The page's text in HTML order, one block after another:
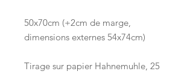
50x70cm (+2cm de marge,
dimensions externes 54x74cm)
Tirage sur papier Hahnemuhle, 25